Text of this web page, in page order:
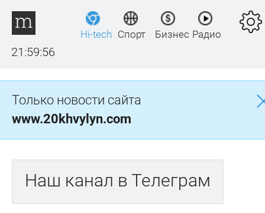
21:59:56
Hi-tech Спорт Бизнес Радио
Только новости сайта
www.20khvylyn.com
Наш канал в Телеграм